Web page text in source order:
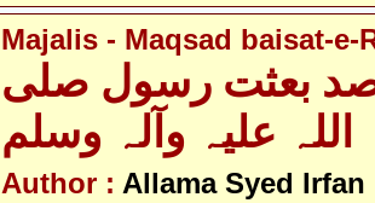
Majalis - Maqsad baisat-e-
بعثت رسول صلی
اللہ علیہ وآلہ وسلم
Author : Allama Syed